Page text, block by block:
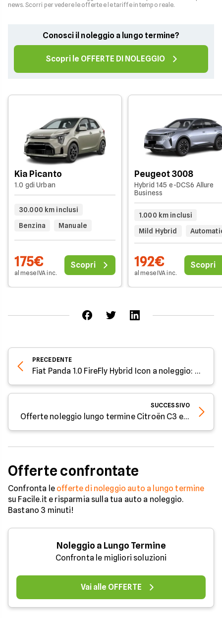
news. Scorri per vedere le offerte e le tariffe in tempo reale.
Conosci il noleggio a lungo termine?
Scopri le OFFERTE DI NOLEGGIO
Kia Picanto
1.0 gdi Urban
30.000 km inclusi
Benzina
Manuale
175€
al mese IVA inc.
Scopri
Peugeot 3008
Hybrid 145 e-DCS6 Allure
Business
1.000 km inclusi
Mild Hybrid
192€
al mese IVA inc.
Scopri
PRECEDENTE
Fiat Panda 1.0 FireFly Hybrid Icon a noleggio: offerte e dotazioni
SUCCESSIVO
Offerte noleggio lungo termine Citroën C3 e E-C3 a dicembre 2025: costi e vantaggi
Offerte confrontate
Confronta le offerte di noleggio auto a lungo termine
su Facile.it e risparmia sulla tua auto a noleggio.
Bastano 3 minuti!
Noleggio a Lungo Termine
Confronta le migliori soluzioni
Vai alle OFFERTE